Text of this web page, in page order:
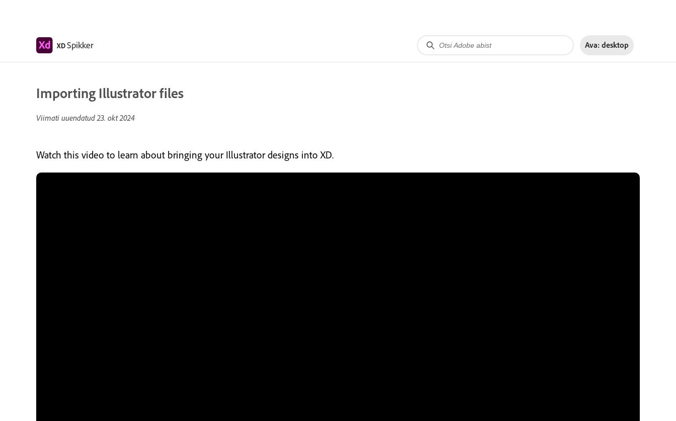
XDSpikker Ava: desktop
Importing Illustrator files
Viimati uuendatud23. okt 2024
Watch this video to learn about bringing your Illustrator designs into XD.